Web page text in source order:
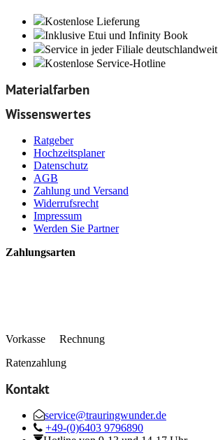
Kostenlose Lieferung
Inklusive Etui und Infinity Book
Service in jeder Filiale deutschlandweit
Kostenlose Service-Hotline
Materialfarben
Wissenswertes
Ratgeber
Hochzeitsplaner
Datenschutz
AGB
Zahlung und Versand
Widerrufsrecht
Impressum
Werden Sie Partner
Zahlungsarten
Vorkasse Rechnung
Ratenzahlung
Kontakt
service@trauringwunder.de
+49-(0)6403 9796890